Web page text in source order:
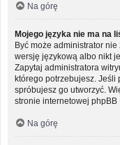
Na górę
Mojego języka nie ma na
Być może administrator
wersję językową albo nikt
Zapytaj administratora
którego potrzebujesz. Jeśli
spróbujesz go utworzyć.
stronie internetowej phpBB
Na górę